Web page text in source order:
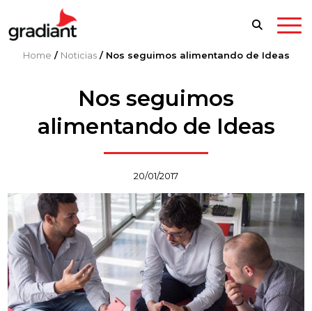
Home / Noticias/ Nos seguimos alimentando de Ideas
Nos seguimos
alimentando de Ideas
20/01/2017